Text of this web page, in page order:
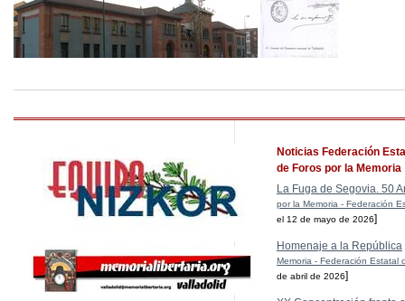
Noticias Federación
de Foros por la Memoria
La Fuga de Segovia. 50
por la Memoria - Federación
el 12 de mayo de 2026]
Homenaje a la República
Memoria - Federación Estatal
de abril de 2026]